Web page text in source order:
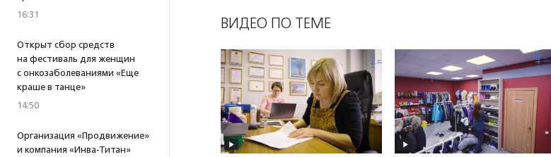
16:31
Открыт сбор средств
на фестиваль для женщин
с онкозаболеваниями «Еще
краше в танце»
14:50
Организация «Продвижение»
и компания «Инва-Титан»
ВИДЕО ПО ТЕМЕ